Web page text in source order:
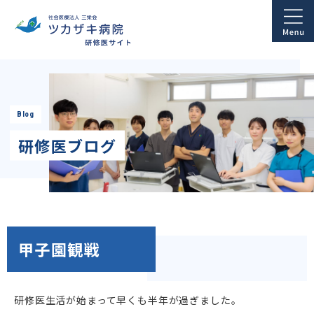
Blog
研修医ブログ
甲子園観戦
研修医生活が始まって早くも半年が過ぎました。